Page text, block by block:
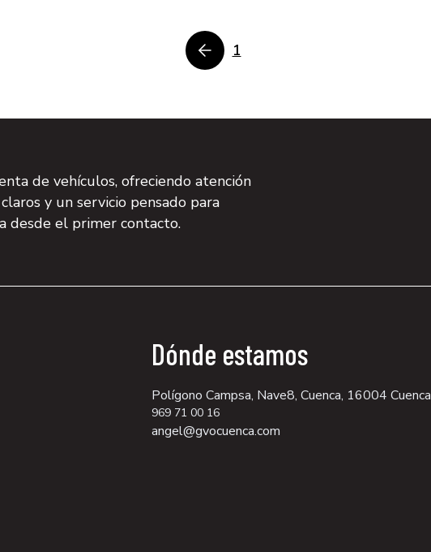
1
de vehículos, ofreciendo atención
y un servicio pensado para
desde el primer contacto.
Dónde estamos
Polígono Campsa, Nave8, Cuenca, 16004 Cuenca
969 71 00 16
angel@gvocuenca.com